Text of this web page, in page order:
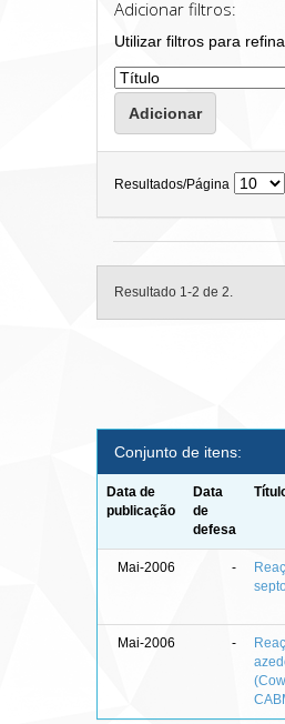
Adicionar filtros:
Utilizar filtros para
Resultados/Página
Resultado 1-2 de 2.
Conjunto de itens:
Data de
publicação
Data
de
defesa
Mai-2006 -
Mai-2006 -